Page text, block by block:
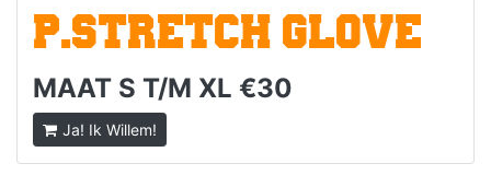
P.STRETCH GLOVE
MAAT S T/M XL €30
Ja! Ik Willem!